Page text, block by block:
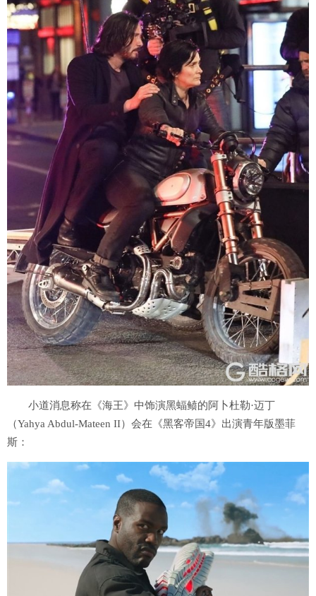
小道消息称在《海王》中饰演黑蝠鲼的阿卜杜勒·迈丁
（Yahya Abdul-Mateen II）会在《黑客帝国4》出演青年版墨菲
斯：